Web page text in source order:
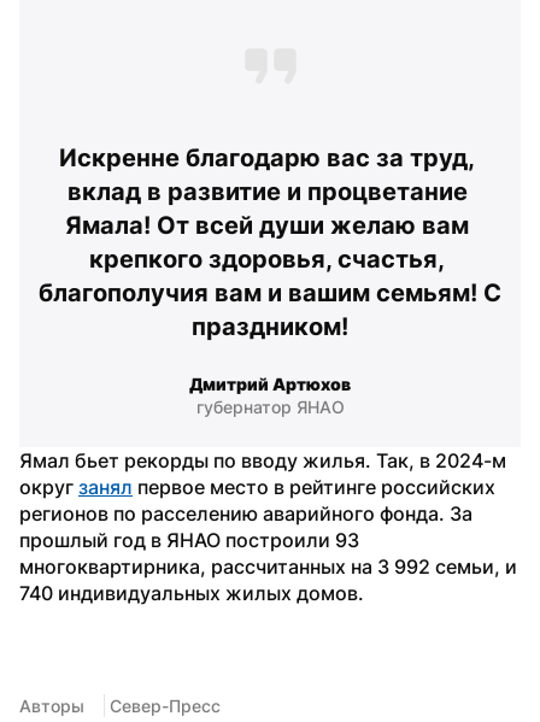
Искренне благодарю вас за труд,
вклад в развитие и процветание
Ямала! От всей души желаю вам
крепкого здоровья, счастья,
благополучия вам и вашим семьям! С
праздником!
Дмитрий Артюхов
губернатор ЯНАО
Ямал бьет рекорды по вводу жилья. Так, в 2024-м
округ занял первое место в рейтинге российских
регионов по расселению аварийного фонда. За
прошлый год в ЯНАО построили 93
многоквартирника, рассчитанных на 3 992 семьи, и
740 индивидуальных жилых домов.
Авторы Север-Пресс